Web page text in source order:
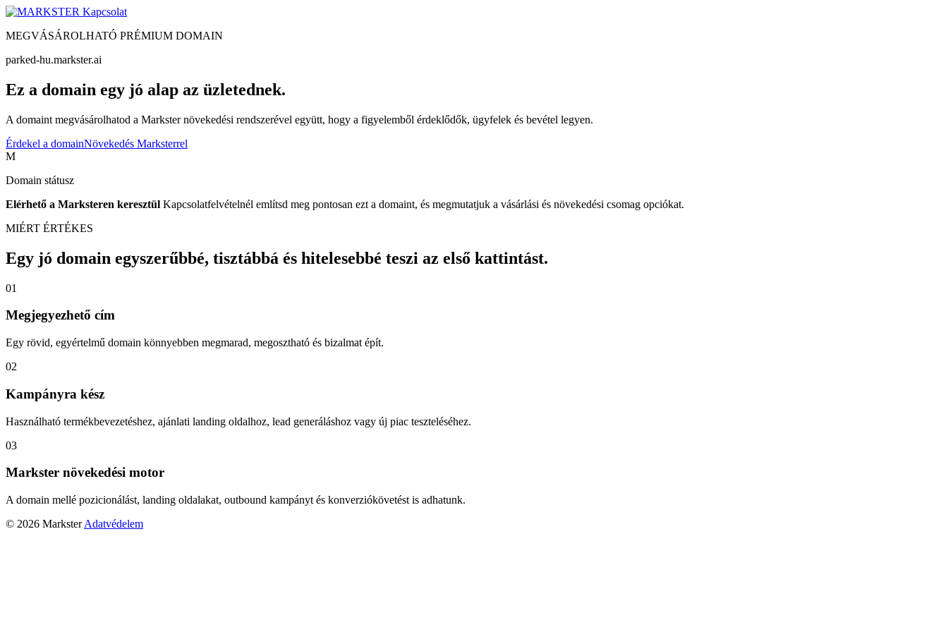
Kapcsolat
MEGVÁSÁROLHATÓ PRÉMIUM DOMAIN
parked-hu.markster.ai
Ez a domain egy jó alap az üzletednek.
A domaint megvásárolhatod a Markster növekedési rendszerével együtt, hogy a figyelemből érdeklődők, ügyfelek és bevétel legyen.
Érdekel a domainNövekedés Marksterrel
M
Domain státusz
Elérhető a Marksteren keresztül Kapcsolatfelvételnél említsd meg pontosan ezt a domaint, és megmutatjuk a vásárlási és növekedési csomag opciókat.
MIÉRT ÉRTÉKES
Egy jó domain egyszerűbbé, tisztábbá és hitelesebbé teszi az első kattintást.
01
Megjegyezhető cím
Egy rövid, egyértelmű domain könnyebben megmarad, megosztható és bizalmat épít.
02
Kampányra kész
Használható termékbevezetéshez, ajánlati landing oldalhoz, lead generáláshoz vagy új piac teszteléséhez.
03
Markster növekedési motor
A domain mellé pozicionálást, landing oldalakat, outbound kampányt és konverziókövetést is adhatunk.
© 2026 Markster Adatvédelem